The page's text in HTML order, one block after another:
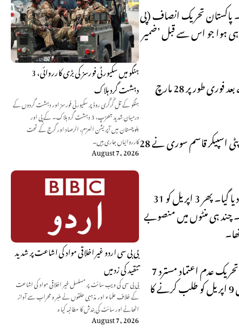
ہنگو میں سکیورٹی فورسز کی بڑی کارروائی، 3
دہشت گرد ہلاک
ہنگو کے تل گُرگُری روڈ پر سکیورٹی فورسز اور دہشت گردوں کے
درمیان شدید جھڑپ، 3 دہشت گرد ہلاک۔ کے پی اور
بلوچستان میں آپریشن العزم، الرصاد اور گرج کے تحت
کارروائیاں جاری ہیں۔
August 7, 2026
بی بی سی اردو غیر اخلاقی مواد کی اشاعت پر شدید
تنقید کی زد میں
بی بی سی کی ویب سائٹ پر مسلسل غیر اخلاقی مواد کی اشاعت
کے خلاف علماء اور مذہبی حلقوں نے منبر و محراب سے آواز
اٹھانے اور سائٹ کی بندش کا مطالبہ کیا ہ
August 7, 2026
پڑتا ہے۔ پاکستان تحریک انصاف (پی
ارکان کی تعداد 162 تھی۔ لیکن اس بار بھی وہی ہوا جو اس سے قبل ’ضمیر
طَوعاً و کَرہاً 22 مارچ کا اجلاس 25 مارچ کو بلایا گیا جو اسپیکر قومی اسمبلی اسد قیصر نے مرحوم اراکین کے لیے دعائے مغفرت کے بعد فوری طور پر 28 مارچ
28 مارچ کو تحریک پیش کرنے کے حق میں 161 ووٹ پڑے، قائد حزب اختلاف شہباز شریف نے تحریک عدم اعتماد پیش کی تو ڈپٹی اسپیکر قاسم سوری نے
31 مارچ کو تحریک عدم اعتماد پر بحث کے لیے اجلاس شروع ہوا تو چند ہی منٹوں میں 3 اپریل کو دن ساڑھے 11 بجے تک ملتوی کر دیا گیا۔ پھر 3 اپریل کو
دیتے ہوئے آئین کے آرٹیکل 5 کے تحت مسترد کردیا۔ چند ہی منٹوں میں منصوبے
7 اپریل کو چیف جسٹس عمر عطا بندیال کی سربراہی میں سپریم کورٹ کے 5 رکنی بینچ نے متفقہ فیصلے میں ڈپٹی اسپیکر کی جانب سے تحریک عدم اعتماد مسترد
کیے جانے کو غیر آئینی قرار دیتے ہوئے اسمبلیاں بحال کرنے اور عدم اعتماد کی تحریک پر ووٹنگ کے لیے قومی اسمبلی کا اجلاس 9 اپریل کو طلب کرنے کا